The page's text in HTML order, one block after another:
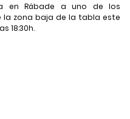
en Rábade a uno de los
la zona baja de la tabla este
18:30h.